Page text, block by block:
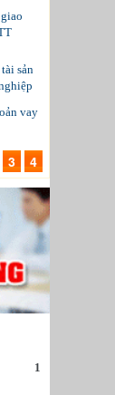
sản
vay
3 4
1